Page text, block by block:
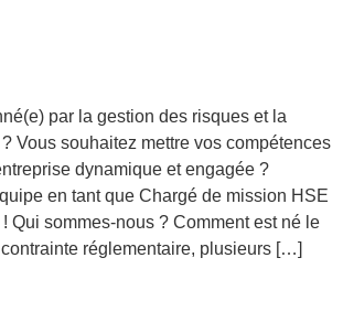
par la gestion des risques et la
Vous souhaitez mettre vos compétences
dynamique et engagée ?
en tant que Chargé de mission HSE
Qui sommes-nous ? Comment est né le
réglementaire, plusieurs […]